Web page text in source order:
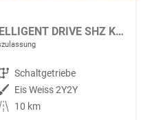
1.5 TSI MATRIX NAVI INTELLIGENT DRIVE SHZ KEYLESS
Getriebe Schaltgetriebe
Außenfarbe Eis Weiss 2Y2Y
Kilometerstand
10 km